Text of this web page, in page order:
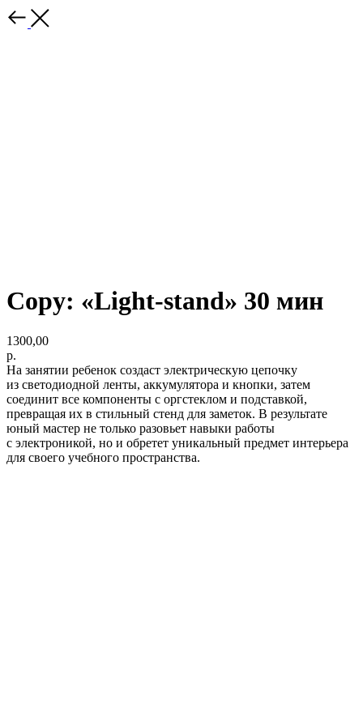
Copy: «Light-stand» 30 мин
1300,00
р.
На занятии ребенок создаст электрическую цепочку
из светодиодной ленты, аккумулятора и кнопки, затем
соединит все компоненты с оргстеклом и подставкой,
превращая их в стильный стенд для заметок. В результате
юный мастер не только разовьет навыки работы
с электроникой, но и обретет уникальный предмет интерьера
для своего учебного пространства.